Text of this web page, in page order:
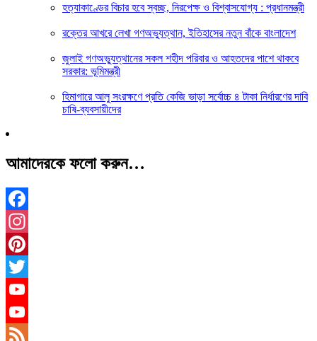
হত্যাকাণ্ডের বিচার হবে স্বচ্ছ, নিরপেক্ষ ও বিশ্বাসযোগ্য : প্রধানমন্ত্রী
রক্তের আখরে লেখা গণঅভ্যুত্থান, ইতিহাসের নতুন বাঁকে বাংলাদেশ
জুলাই গণঅভ্যুত্থানের সকল শহীদ পরিবার ও আহতদের পাশে থাকবে
সরকার: ভূমিমন্ত্রী
হিমাগারে আলু সংরক্ষণে প্রতি কেজি ভাড়া সর্বোচ্চ ৪ টাকা নির্ধারণের দাবি
চাষি-ব্যবসায়ীদের
আমাদেরকে ফলো করুন…
Facebook
Instagram
Pinterest
Twitter
YouTube
YouTube